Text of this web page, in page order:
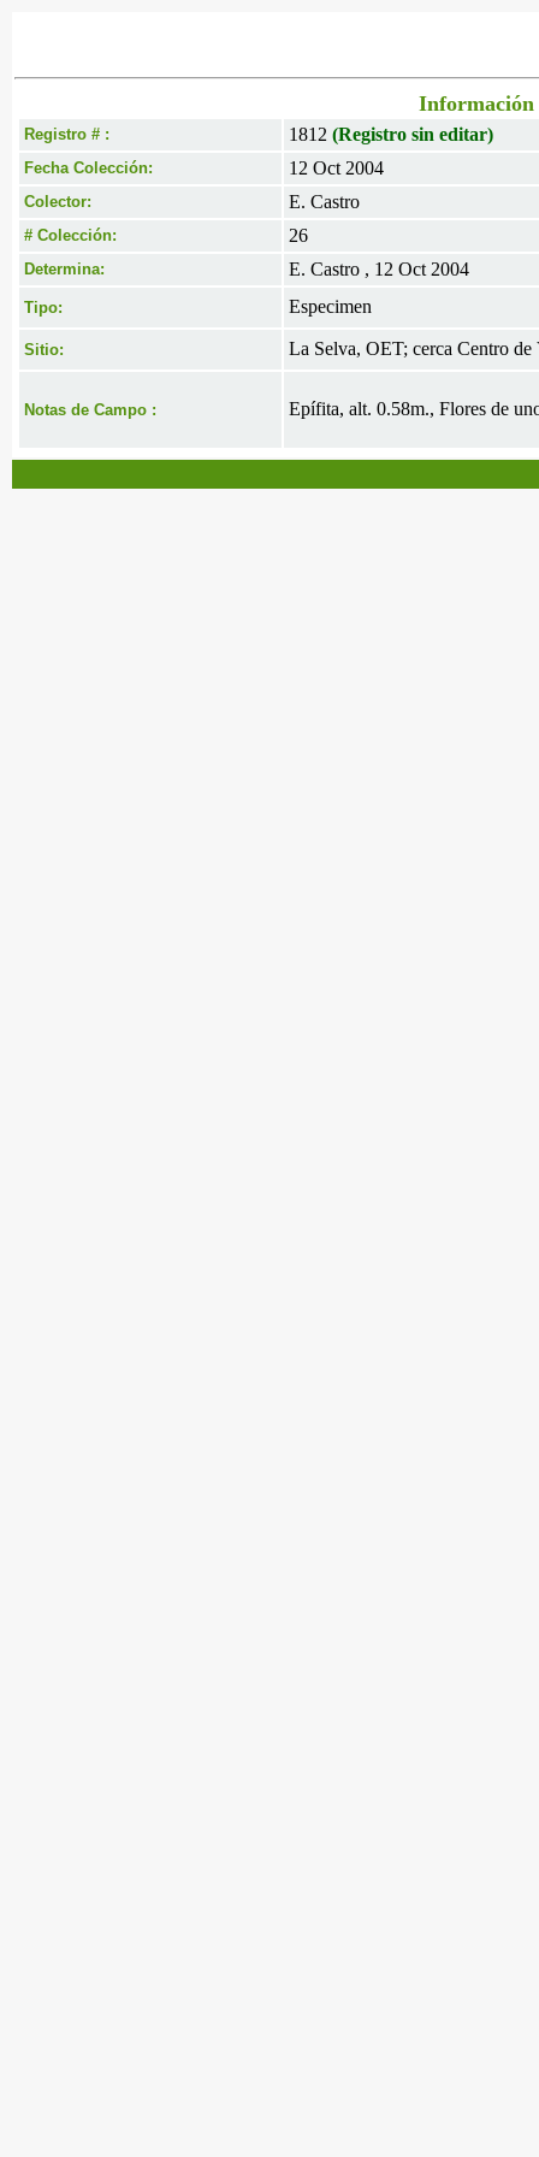
Información
Registro # : 1812 (Registro sin editar)
Fecha Colección: 12 Oct 2004
Colector: E. Castro
# Colección: 26
Determina: E. Castro , 12 Oct 2004
Tipo: Especimen
Sitio: La Selva, OET; cerca Centro
Notas de Campo : Epífita, alt. 0.58m., Flores de